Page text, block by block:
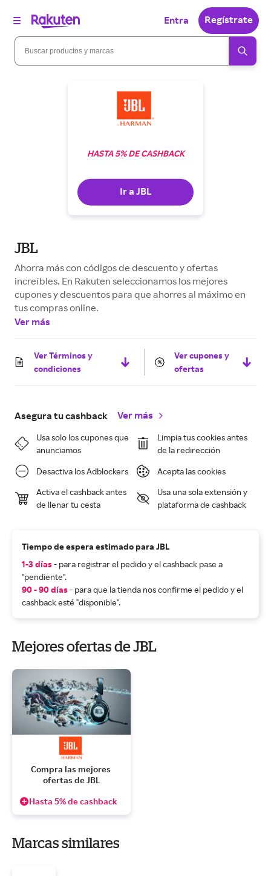
Entra Regístrate
HASTA 5% DE CASHBACK
Ir a JBL
JBL
Ahorra más con códigos de descuento y ofertas
increíbles. En Rakuten seleccionamos los mejores
cupones y descuentos para que ahorres al máximo en
tus compras online.
Ver más
Ver Términos y
condiciones
Ver cupones y
ofertas
Asegura tu cashback Ver más
Usa solo los cupones que
anunciamos
Limpia tus cookies antes
de la redirección
Desactiva los Adblockers Acepta las cookies
Activa el cashback antes
de llenar tu cesta
Usa una sola extensión y
plataforma de cashback
Tiempo de espera estimado para JBL
1-3 días- para registrar el pedido y el cashback pase a
"pendiente".
90 - 90 días- para que la tienda nos confirme el pedido y el
cashback esté "disponible".
Mejores ofertas de JBL
Compra las mejores
ofertas de JBL
Hasta 5% de cashback
Marcas similares